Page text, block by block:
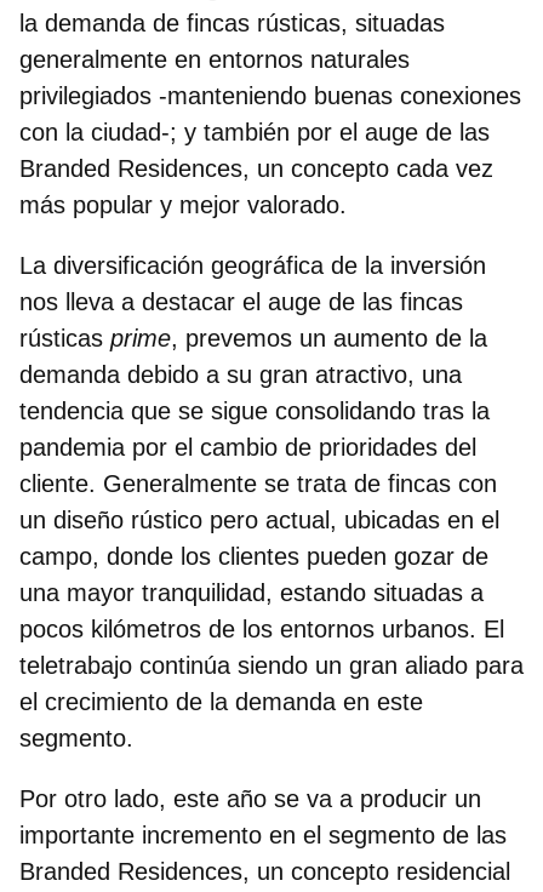
la demanda de fincas rústicas, situadas
generalmente en entornos naturales
privilegiados -manteniendo buenas conexiones
con la ciudad-; y también por el auge de las
Branded Residences, un concepto cada vez
más popular y mejor valorado.
La diversificación geográfica de la inversión
nos lleva a destacar el auge de las fincas
rústicas prime, prevemos un aumento de la
demanda debido a su gran atractivo, una
tendencia que se sigue consolidando tras la
pandemia por el cambio de prioridades del
cliente. Generalmente se trata de fincas con
un diseño rústico pero actual, ubicadas en el
campo, donde los clientes pueden gozar de
una mayor tranquilidad, estando situadas a
pocos kilómetros de los entornos urbanos. El
teletrabajo continúa siendo un gran aliado para
el crecimiento de la demanda en este
segmento.
Por otro lado, este año se va a producir un
importante incremento en el segmento de las
Branded Residences, un concepto residencial